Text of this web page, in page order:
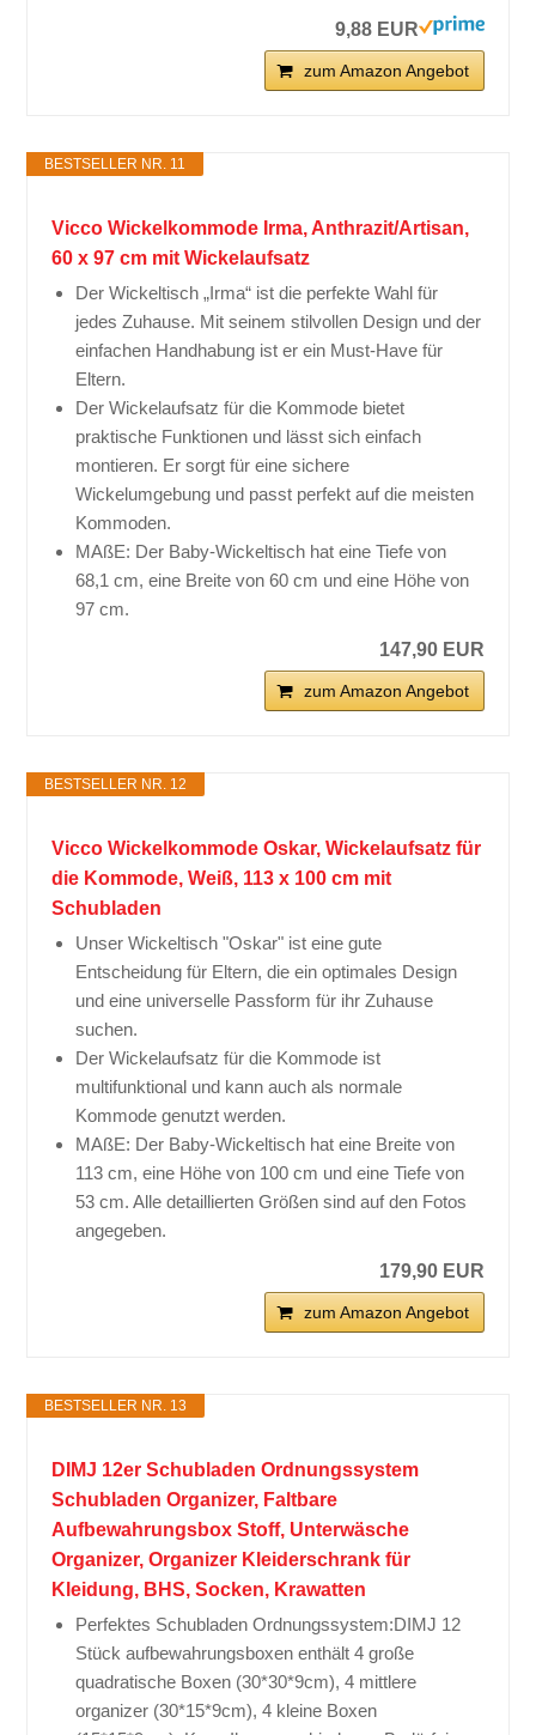
9,88 EUR
zum Amazon Angebot
BESTSELLER NR. 11
Vicco Wickelkommode Irma, Anthrazit/Artisan,
60 x 97 cm mit Wickelaufsatz
Der Wickeltisch „Irma“ ist die perfekte Wahl für
jedes Zuhause. Mit seinem stilvollen Design und der
einfachen Handhabung ist er ein Must-Have für
Eltern.
Der Wickelaufsatz für die Kommode bietet
praktische Funktionen und lässt sich einfach
montieren. Er sorgt für eine sichere
Wickelumgebung und passt perfekt auf die meisten
Kommoden.
MAßE: Der Baby-Wickeltisch hat eine Tiefe von
68,1 cm, eine Breite von 60 cm und eine Höhe von
97 cm.
147,90 EUR
zum Amazon Angebot
BESTSELLER NR. 12
Vicco Wickelkommode Oskar, Wickelaufsatz für
die Kommode, Weiß, 113 x 100 cm mit
Schubladen
Unser Wickeltisch "Oskar" ist eine gute
Entscheidung für Eltern, die ein optimales Design
und eine universelle Passform für ihr Zuhause
suchen.
Der Wickelaufsatz für die Kommode ist
multifunktional und kann auch als normale
Kommode genutzt werden.
MAßE: Der Baby-Wickeltisch hat eine Breite von
113 cm, eine Höhe von 100 cm und eine Tiefe von
53 cm. Alle detaillierten Größen sind auf den Fotos
angegeben.
179,90 EUR
zum Amazon Angebot
BESTSELLER NR. 13
DIMJ 12er Schubladen Ordnungssystem
Schubladen Organizer, Faltbare
Aufbewahrungsbox Stoff, Unterwäsche
Organizer, Organizer Kleiderschrank für
Kleidung, BHS, Socken, Krawatten
Perfektes Schubladen Ordnungssystem:DIMJ 12
Stück aufbewahrungsboxen enthält 4 große
quadratische Boxen (30*30*9cm), 4 mittlere
organizer (30*15*9cm), 4 kleine Boxen